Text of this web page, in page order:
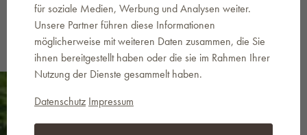
für soziale Medien, Werbung und Analysen weiter.
Unsere Partner führen diese Informationen
möglicherweise mit weiteren Daten zusammen, die Sie
ihnen bereitgestellt haben oder die sie im Rahmen Ihrer
Nutzung der Dienste gesammelt haben.
Datenschutz Impressum